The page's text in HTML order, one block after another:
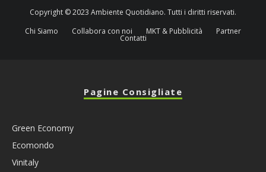
Copyright © 2023 Ambiente Quotidiano. Tutti i diritti riservati.
Chi Siamo
Collabora con noi MKT & Pubblicità Partner
Contatti
Pagine Consigliate
Green Economy
Ecomondo
Vinitaly